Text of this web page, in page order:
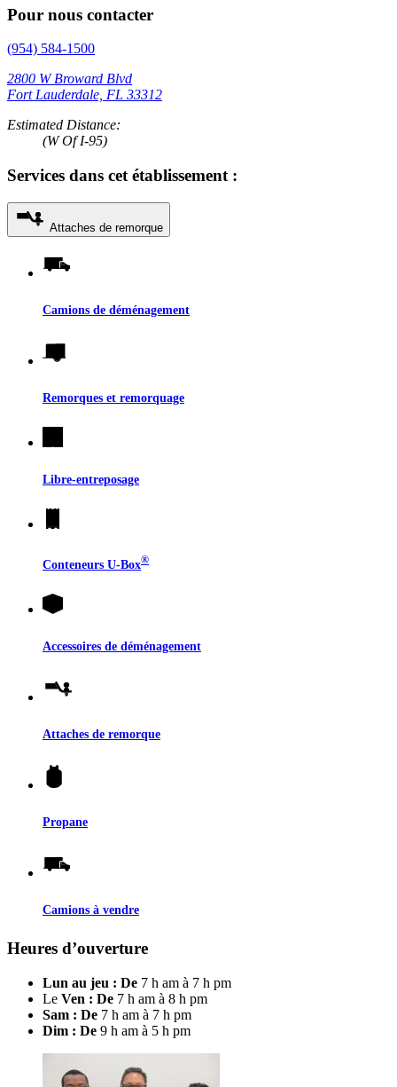
Pour nous contacter
(954) 584-1500
2800 W Broward Blvd
Fort Lauderdale, FL 33312
Estimated Distance:
(W Of I-95)
Services dans cet établissement :
Attaches de remorque
Camions de déménagement
Remorques et remorquage
Libre-entreposage
Conteneurs U-Box®
Accessoires de déménagement
Attaches de remorque
Propane
Camions à vendre
Heures d’ouverture
Lun au jeu : De 7 h am à 7 h pm
Le Ven : De 7 h am à 8 h pm
Sam : De 7 h am à 7 h pm
Dim : De 9 h am à 5 h pm